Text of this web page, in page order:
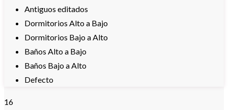
Antiguos editados
Dormitorios Alto a Bajo
Dormitorios Bajo a Alto
Baños Alto a Bajo
Baños Bajo a Alto
Defecto
16